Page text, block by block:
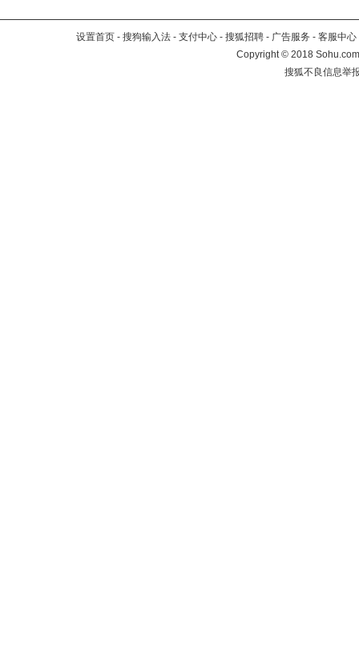
设置首页 - 搜狗输入法 - 支付中心 - 搜狐招聘 - 广告服务 - 客服中心
Copyright©2018
搜狐不良信息举